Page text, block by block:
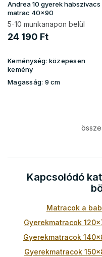
i
s
t
á
a
Andrea 10 gyerek habszivacs
matrac 40x90
5-10 munkanapon belül
24 190 Ft
Keménység: közepesen
kemény
Magasság: 9 cm
Kapcsolódó
Matracok a
Gyerekmatracok
Gyerekmatracok
Gyerekmatracok